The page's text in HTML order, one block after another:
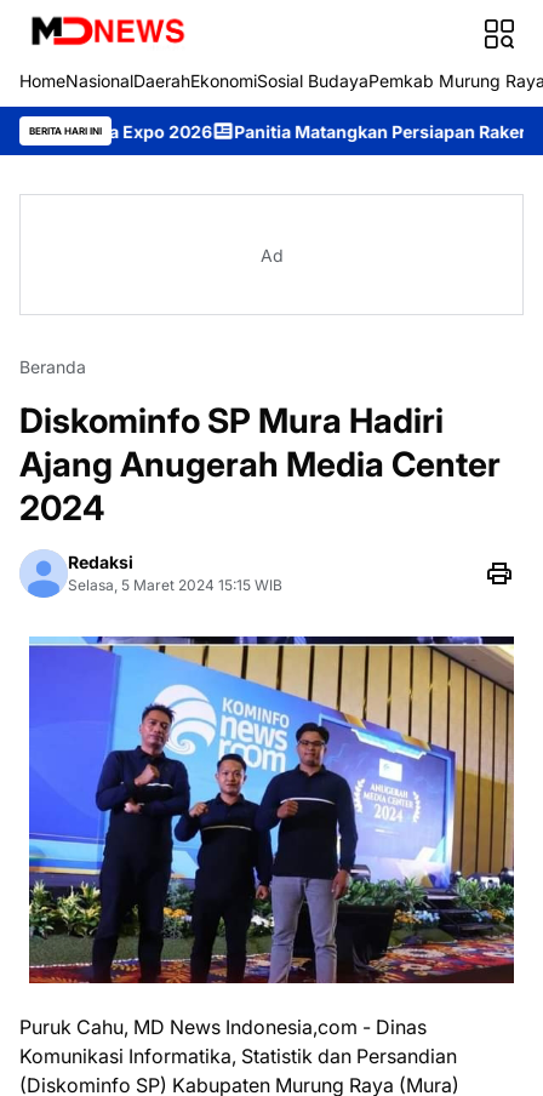
HomeNasionalDaerahEkonomiSosial BudayaPemkab Murung
BERITA HARI INI
Expo 2026 Panitia Matangkan Persiapan Raker DAD dan
Ad
Beranda
Diskominfo SP Mura Hadiri
Ajang Anugerah Media Center
2024
Redaksi
Selasa, 5 Maret 2024 15:15 WIB
Puruk Cahu, MD News Indonesia,com - Dinas
Komunikasi Informatika, Statistik dan Persandian
(Diskominfo SP) Kabupaten Murung Raya (Mura)